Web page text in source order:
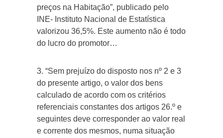
preços na Habitação”, publicado pelo
INE- Instituto Nacional de Estatística
valorizou 36,5%. Este aumento não é todo
do lucro do promotor…
3. “Sem prejuízo do disposto nos nº 2 e 3
do presente artigo, o valor dos bens
calculado de acordo com os critérios
referenciais constantes dos artigos 26.º e
seguintes deve corresponder ao valor real
e corrente dos mesmos, numa situação